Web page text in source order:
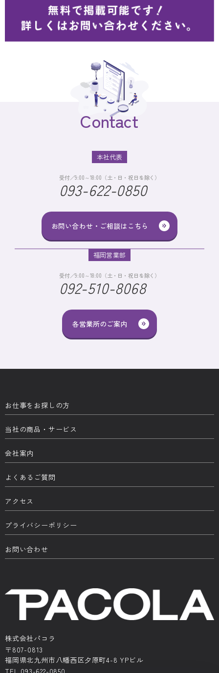
Contact
お問い合わせ・ご相談はこちら
本社代表
受付／9:00～18:00（土・日・祝日を除く）
093-622-0850
各営業所のご案内
福岡営業部
受付／9:00～18:00（土・日・祝日を除く）
092-510-8068
株式会社パコラ
〒807-0813
福岡県北九州市八幡西区夕原町4-8 YPビル
お仕事をお探しの方
当社の商品・サービス
会社案内
よくあるご質問
アクセス
プライバシーポリシー
お問い合わせ